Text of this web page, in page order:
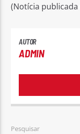
(Notícia publicada
AUTOR
ADMIN
Pesquisar